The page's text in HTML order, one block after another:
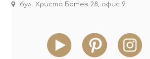
бул. Христо Ботев 28, офис 9